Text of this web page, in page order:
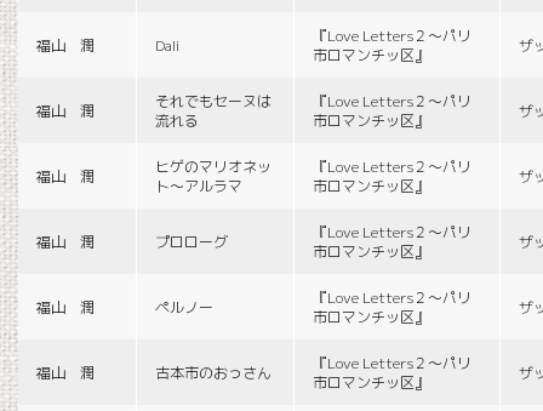
福山 潤 Dali
『Love Letters２〜パリ
市ロマンチッ区』
ザ
福山 潤
それでもセーヌは
流れる
『Love Letters２〜パリ
市ロマンチッ区』
ザ
福山 潤
ヒゲのマリオネッ
ト〜アルラマ
『Love Letters２〜パリ
市ロマンチッ区』
ザ
福山 潤 プロローグ
『Love Letters２〜パリ
市ロマンチッ区』
ザ
福山 潤 ペルノー
『Love Letters２〜パリ
市ロマンチッ区』
ザ
福山 潤 古本市のおっさん
『Love Letters２〜パリ
市ロマンチッ区』
ザ